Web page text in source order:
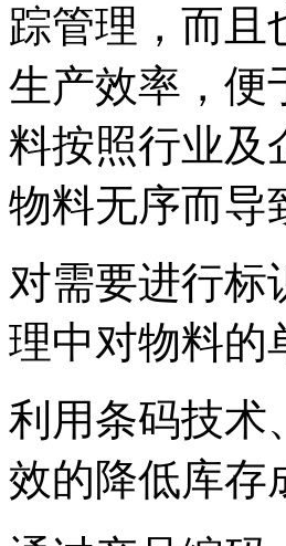
踪管理，而且
生产效率，便
料按照行业及
物料无序而导
对需要进行标
理中对物料的
利用条码技术
效的降低库存